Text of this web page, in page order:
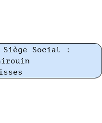
Siège Social :